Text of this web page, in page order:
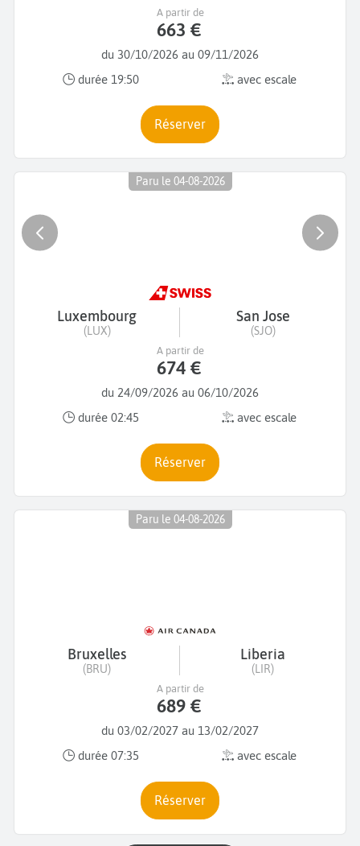
du 30/10/2026 au 09/11/2026
durée 19:50
avec escale
A partir de
663 €
Réserver
Paru le 04-08-2026
Luxembourg
(LUX)
San Jose
(SJO)
du 24/09/2026 au 06/10/2026
durée 02:45
avec escale
A partir de
674 €
Réserver
Paru le 04-08-2026
Bruxelles
(BRU)
Liberia
(LIR)
du 03/02/2027 au 13/02/2027
durée 07:35
avec escale
A partir de
689 €
Réserver